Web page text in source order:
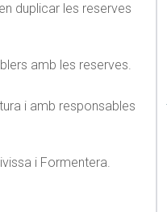
duplicar les reserves
amb les reserves.
i amb responsables
i Formentera.